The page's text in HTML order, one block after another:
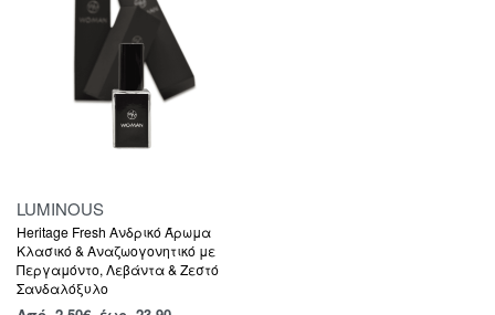
LUMINOUS
Heritage Fresh Ανδρικό Άρωμα
Κλασικό & Αναζωογονητικό με
Περγαμόντο, Λεβάντα & Ζεστό
Σανδαλόξυλο